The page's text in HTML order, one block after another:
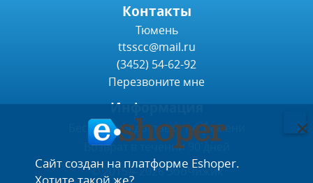
Контакты
Тюмень
ttsscc@mail.ru
(3452) 54-62-92
Перезвоните мне
Информация
Бесплатная доставка по Тюмени
Возврат в течении 90 дней
© 2015—2026 ЗооЧижик
Сайт создан на платформе Eshoper.